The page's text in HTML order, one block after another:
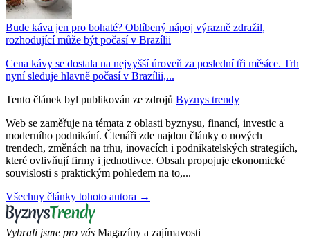
Bude káva jen pro bohaté? Oblíbený nápoj výrazně zdražil,
rozhodující může být počasí v Brazílii
Cena kávy se dostala na nejvyšší úroveň za poslední tři měsíce. Trh
nyní sleduje hlavně počasí v Brazílii,...
Tento článek byl publikován ze zdrojů Byznys trendy
Web se zaměřuje na témata z oblasti byznysu, financí, investic a
moderního podnikání. Čtenáři zde najdou články o nových
trendech, změnách na trhu, inovacích i podnikatelských strategiích,
které ovlivňují firmy i jednotlivce. Obsah propojuje ekonomické
souvislosti s praktickým pohledem na to,...
Všechny články tohoto autora →
Vybrali jsme pro vás Magazíny a zajímavosti